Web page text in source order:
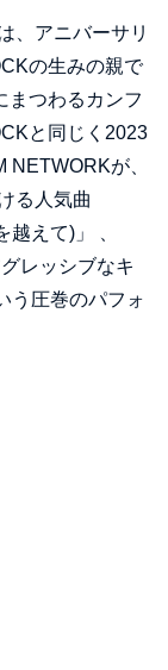
、アニバーサリ
の⽣みの親で
まつわるカンフ
と同じく2023
が、
る⼈気曲
越えて)」 、
レッシブなキ
う圧巻のパフォ